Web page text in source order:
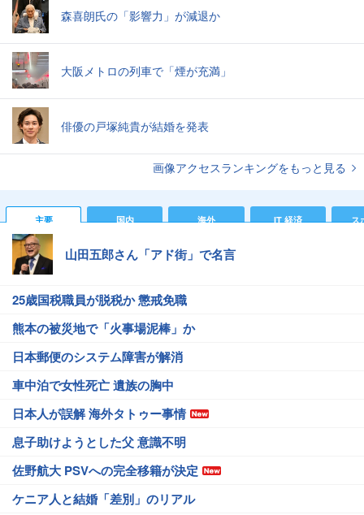
森喜朗氏の「影響力」が減退か
大阪メトロの列車で「煙が充満」
俳優の戸塚純貴が結婚を発表
画像アクセスランキングをもっと見る
主要 国内 海外 IT 経済 ス
山田五郎さん「アド街」で名言
25歳国税職員が脱税か 懲戒免職
熊本の被災地で「火事場泥棒」か
日本郵便のシステム障害が解消
車中泊で女性死亡 遺族の胸中
日本人が誤解 海外タトゥー事情
息子助けようとした父 意識不明
佐野航大 PSVへの完全移籍が決定
ケニア人と結婚「差別」のリアル